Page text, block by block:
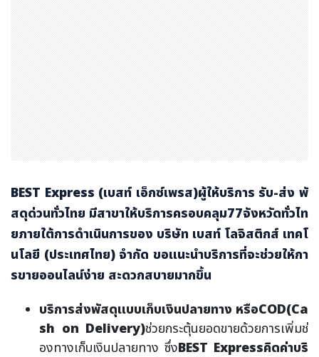
BEST Express (เบสท์ เอ็กซ์เพรส)ผู้ให้บริการ รับ-ส่ง พั
สดุด่วนทั่วไทย มีสาขาให้บริการครอบคลุม77จังหวัดทั่วไท
ยภายใต้การดำเนินการของ บริษัท เบสท์ โลจิสติกส์ เทคโ
นโลยี (ประเทศไทย) จำกัด ขอแนะนำบริการที่จะช่วยให้กา
รขายออนไลน์ง่าย สะดวกสบายมากขึ้น
บริการส่งพัสดุแบบเก็บเงินปลายทาง หรือCOD(Ca
sh on Delivery)ช่วยกระตุ้นยอดขายด้วยการเพิ่มช่
องทางเก็บเงินปลายทาง ซึ่งBEST Expressคิดค่าบริ